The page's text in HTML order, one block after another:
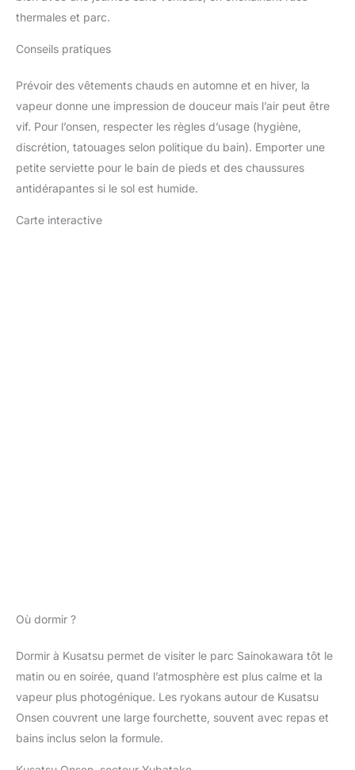
thermales et parc.
Conseils pratiques
Prévoir des vêtements chauds en automne et en hiver, la
vapeur donne une impression de douceur mais l’air peut être
vif. Pour l’onsen, respecter les règles d’usage (hygiène,
discrétion, tatouages selon politique du bain). Emporter une
petite serviette pour le bain de pieds et des chaussures
antidérapantes si le sol est humide.
Carte interactive
Où dormir ?
Dormir à Kusatsu permet de visiter le parc Sainokawara tôt le
matin ou en soirée, quand l’atmosphère est plus calme et la
vapeur plus photogénique. Les ryokans autour de Kusatsu
Onsen couvrent une large fourchette, souvent avec repas et
bains inclus selon la formule.